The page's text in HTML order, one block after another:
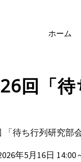
ホーム
回「待
「待ち行列研究部会
年5月16日 14:00